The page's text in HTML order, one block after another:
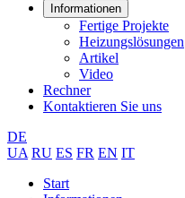
Informationen
Fertige Projekte
Heizungslösungen
Artikel
Video
Rechner
Kontaktieren Sie uns
DE
UA RU ES FR EN IT
Start